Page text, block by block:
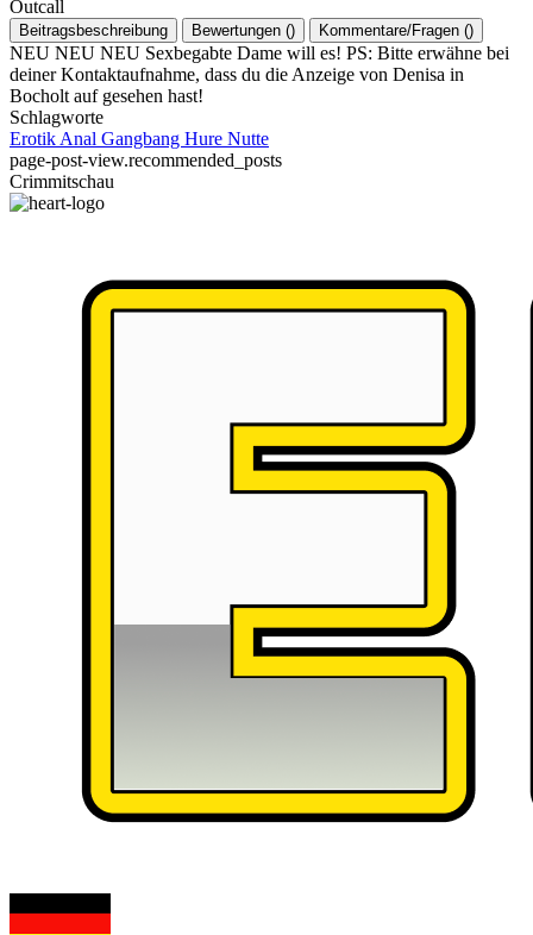
Outcall
Beitragsbeschreibung Bewertungen () Kommentare/Fragen ()
NEU NEU NEU Sexbegabte Dame will es! PS: Bitte erwähne bei
deiner Kontaktaufnahme, dass du die Anzeige von Denisa in
Bocholt auf gesehen hast!
Schlagworte
Erotik Anal Gangbang Hure Nutte
page-post-view.recommended_posts
Crimmitschau